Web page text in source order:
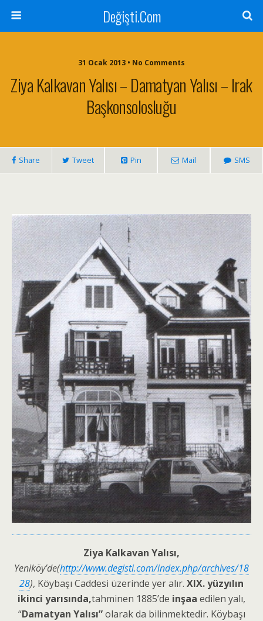
Değişti.Com
31 Ocak 2013 • No Comments
Ziya Kalkavan Yalısı – Damatyan Yalısı – Irak
Başkonsolosluğu
Share Tweet Pin Mail SMS
Ziya Kalkavan Yalısı,
Yeniköy’de(http://www.degisti.com/index.php/archives/18
28), Köybaşı Caddesi üzerinde yer alır. XIX. yüzyılın
ikinci yarısında,tahminen 1885’de inşaa edilen yalı,
“Damatyan Yalısı”olarak da bilinmektedir. Köybaşı